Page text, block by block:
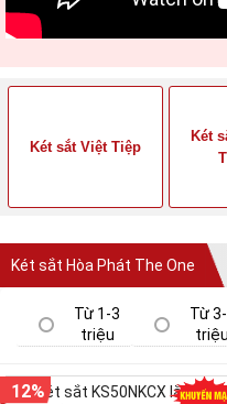
Két sắt Việt Tiệp
Két
Két sắt Hòa Phát The One
Từ 1-3
triệu
Từ
triệu
12%